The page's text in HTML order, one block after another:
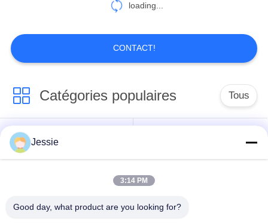
loading...
CONTACT!
Catégories populaires Tous
Matériel de Smart
Card
Digital imprimant des
Jessie
3:14 PM
Good day, what product are you looking for?